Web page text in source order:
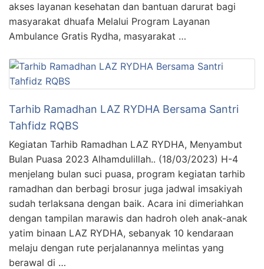
akses layanan kesehatan dan bantuan darurat bagi
masyarakat dhuafa Melalui Program Layanan
Ambulance Gratis Rydha, masyarakat …
Tarhib Ramadhan LAZ RYDHA Bersama Santri
Tahfidz RQBS
Kegiatan Tarhib Ramadhan LAZ RYDHA, Menyambut
Bulan Puasa 2023 Alhamdulillah.. (18/03/2023) H-4
menjelang bulan suci puasa, program kegiatan tarhib
ramadhan dan berbagi brosur juga jadwal imsakiyah
sudah terlaksana dengan baik. Acara ini dimeriahkan
dengan tampilan marawis dan hadroh oleh anak-anak
yatim binaan LAZ RYDHA, sebanyak 10 kendaraan
melaju dengan rute perjalanannya melintas yang
berawal di …